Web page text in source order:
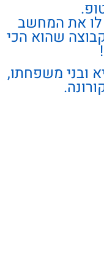
לו את המחשב
שהוא הכי
ובני משפחתו,